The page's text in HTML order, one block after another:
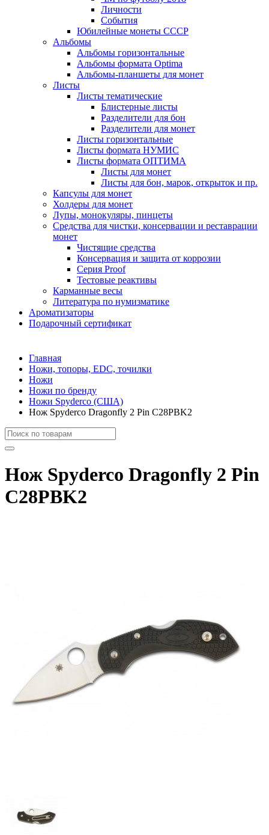
Личности
События
Юбилейные монеты СССР
Альбомы
Альбомы горизонтальные
Альбомы формата Optima
Альбомы-планшеты для монет
Листы
Листы тематические
Блистерные листы
Разделители для бон
Разделители для монет
Листы горизонтальные
Листы формата НУМИС
Листы формата ОПТИМА
Листы для монет
Листы для бон, марок, открыток и пр.
Капсулы для монет
Холдеры для монет
Лупы, монокуляры, пинцеты
Средства для чистки, консервации и реставрации
монет
Чистящие средства
Консервация и защита от коррозии
Серия Proof
Тестовые реактивы
Карманные весы
Литература по нумизматике
Ароматизаторы
Подарочный сертификат
Главная
Ножи, топоры, EDC, точилки
Ножи
Ножи по бренду
Ножи Spyderco (США)
Нож Spyderco Dragonfly 2 Pin C28PBK2
Нож Spyderco Dragonfly 2 Pin
C28PBK2